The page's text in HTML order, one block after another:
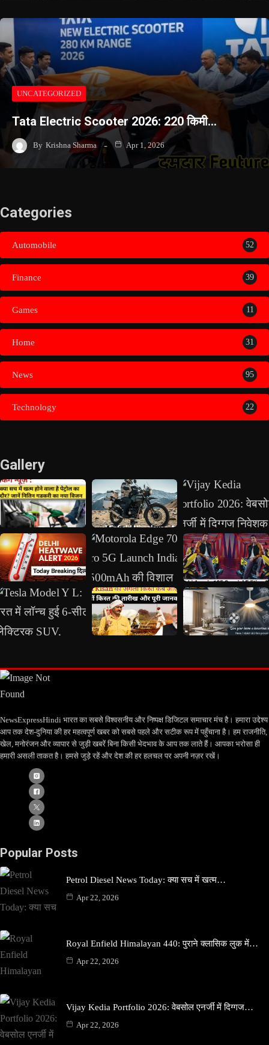
UNCATEGORIZED
Tata Electric Scooter 2026: 220 किमी…
By Krishna Sharma Apr 1, 2026
Categories
Automobile 52
Finance 39
Games 11
Home 31
News 95
Technology 22
Gallery
NewsExpressHindi भारत का सबसे विश्वसनीय और निष्पक्ष डिजिटल समाचार मंच है। हमारा उद्देश्य
आप तक देश-दुनिया की हर महत्वपूर्ण खबर को सबसे पहले और सटीक रूप में पहुँचाना है। हम राजनीति,
खेल, मनोरंजन और व्यापार से जुड़ी खबरें बिना किसी भेदभाव के आप तक लाते हैं। आपका भरोसा ही
हमारी असली ताकत है। हमसे जुड़े रहें और देश की हर हलचल पर अपनी नज़र रखें।
Popular Posts
Petrol Diesel News Today: क्या सच में खत्म…
Apr 22, 2026
Royal Enfield Himalayan 440: पुराने क्लासिक लुक में…
Apr 22, 2026
Vijay Kedia Portfolio 2026: वेबसोल एनर्जी में दिग्गज…
Apr 22, 2026